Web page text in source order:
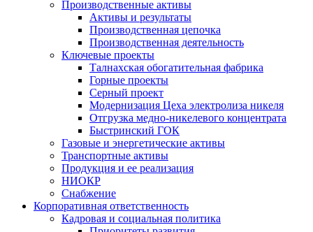
Производственные активы
Активы и результаты
Производственная цепочка
Производственная деятельность
Ключевые проекты
Талнахская обогатительная фабрика
Горные проекты
Серный проект
Модернизация Цеха электролиза никеля
Отгрузка медно-никелевого концентрата
Быстринский ГОК
Газовые и энергетические активы
Транспортные активы
Продукция и ее реализация
НИОКР
Снабжение
Корпоративная ответственность
Кадровая и социальная политика